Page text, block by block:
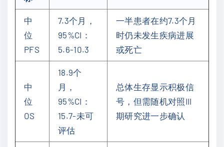
中
位
PFS
7.3个月，
95%CI：
5.6-10.3
一半患者在约7.3个月
时仍未发生疾病进展
或死亡
中
位
OS
18.9个
月，
95%CI：
15.7-未可
评估
总体生存显示积极信
号，但需随机对照III
期研究进一步确认